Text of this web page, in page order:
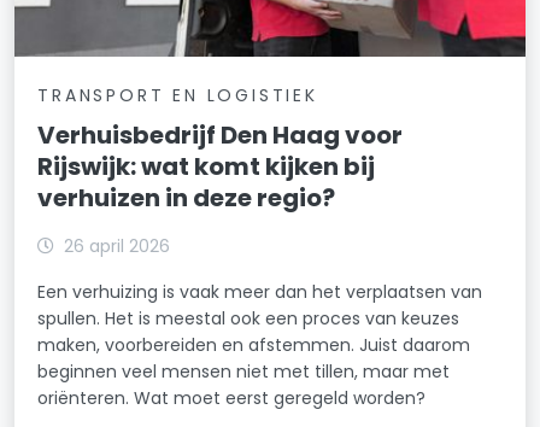
TRANSPORT EN LOGISTIEK
Verhuisbedrijf Den Haag voor
Rijswijk: wat komt kijken bij
verhuizen in deze regio?
26 april 2026
Een verhuizing is vaak meer dan het verplaatsen van
spullen. Het is meestal ook een proces van keuzes
maken, voorbereiden en afstemmen. Juist daarom
beginnen veel mensen niet met tillen, maar met
oriënteren. Wat moet eerst geregeld worden?